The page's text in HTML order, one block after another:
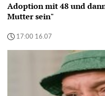
Adoption mit 48 und
Mutter sein"
17:00 16.07